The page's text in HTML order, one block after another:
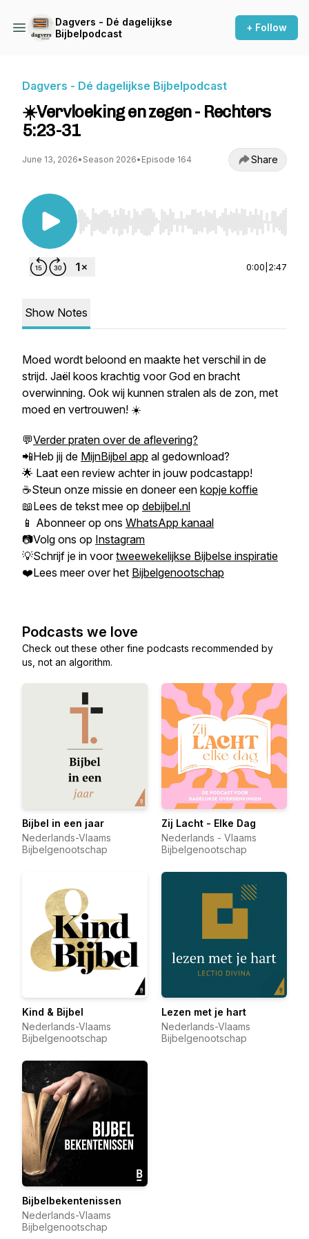
Dagvers - Dé dagelijkse
Bijbelpodcast
+ Follow
Dagvers - Dé dagelijkse Bijbelpodcast
☀️Vervloeking en zegen - Rechters
5:23-31
June 13, 2026• Season 2026• Episode 164 Share
Use Left/Right to seek, Home/End to jump to
0:00 2:47
Show Notes
Moed wordt beloond en maakte het verschil in de
strijd. Jaël koos krachtig voor God en bracht
overwinning. Ook wij kunnen stralen als de zon, met
moed en vertrouwen! ☀️
💬Verder praten over de aflevering?
📲Heb jij de MijnBijbel app al gedownload?
🌟 Laat een review achter in jouw podcastapp!
☕Steun onze missie en doneer een kopje koffie
📖Lees de tekst mee op debijbel.nl
📱 Abonneer op ons WhatsApp kanaal
📷Volg ons op Instagram
💡Schrijf je in voortweewekelijkse Bijbelse inspiratie
❤️Lees meer over het Bijbelgenootschap
Podcasts we love
Check out these other fine podcasts recommended by
us, not an algorithm.
Bijbel in een jaar
Nederlands-Vlaams
Bijbelgenootschap
Zij Lacht - Elke Dag
Nederlands - Vlaams
Bijbelgenootschap
Kind & Bijbel
Nederlands-Vlaams
Bijbelgenootschap
Lezen met je hart
Nederlands-Vlaams
Bijbelgenootschap
Bijbelbekentenissen
Nederlands-Vlaams
Bijbelgenootschap